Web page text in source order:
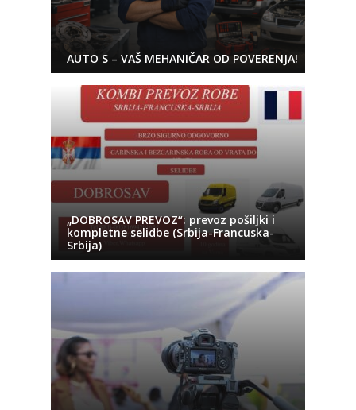
AUTO S – VAŠ MEHANIČAR OD POVERENJA!
„DOBROSAV PREVOZ“: prevoz pošiljki i
kompletne selidbe (Srbija-Francuska-
Srbija)